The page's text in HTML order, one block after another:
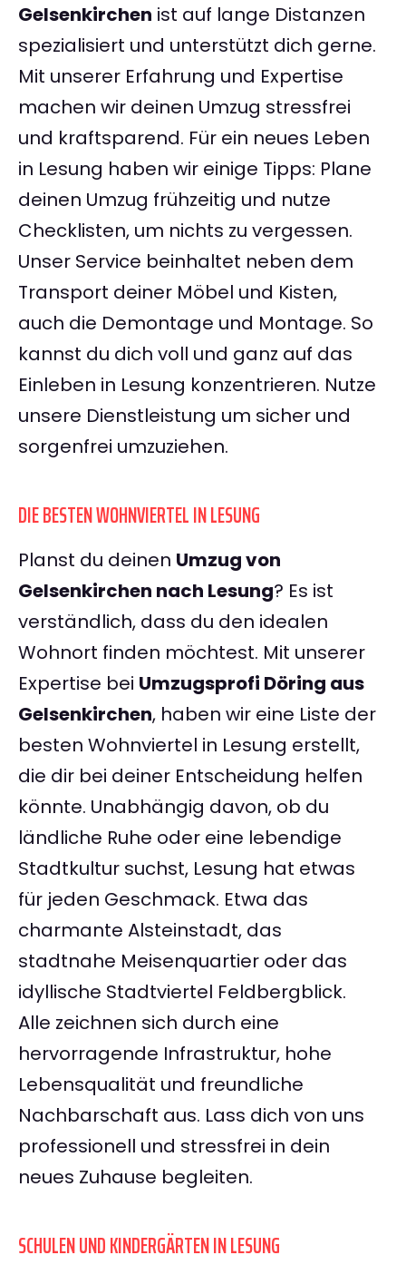
Gelsenkirchen ist auf lange Distanzen
spezialisiert und unterstützt dich gerne.
Mit unserer Erfahrung und Expertise
machen wir deinen Umzug stressfrei
und kraftsparend. Für ein neues Leben
in Lesung haben wir einige Tipps: Plane
deinen Umzug frühzeitig und nutze
Checklisten, um nichts zu vergessen.
Unser Service beinhaltet neben dem
Transport deiner Möbel und Kisten,
auch die Demontage und Montage. So
kannst du dich voll und ganz auf das
Einleben in Lesung konzentrieren. Nutze
unsere Dienstleistung um sicher und
sorgenfrei umzuziehen.
DIE BESTEN WOHNVIERTEL IN LESUNG
Planst du deinen Umzug von
Gelsenkirchen nach Lesung? Es ist
verständlich, dass du den idealen
Wohnort finden möchtest. Mit unserer
Expertise bei Umzugsprofi Döring aus
Gelsenkirchen, haben wir eine Liste der
besten Wohnviertel in Lesung erstellt,
die dir bei deiner Entscheidung helfen
könnte. Unabhängig davon, ob du
ländliche Ruhe oder eine lebendige
Stadtkultur suchst, Lesung hat etwas
für jeden Geschmack. Etwa das
charmante Alsteinstadt, das
stadtnahe Meisenquartier oder das
idyllische Stadtviertel Feldbergblick.
Alle zeichnen sich durch eine
hervorragende Infrastruktur, hohe
Lebensqualität und freundliche
Nachbarschaft aus. Lass dich von uns
professionell und stressfrei in dein
neues Zuhause begleiten.
SCHULEN UND KINDERGÄRTEN IN LESUNG